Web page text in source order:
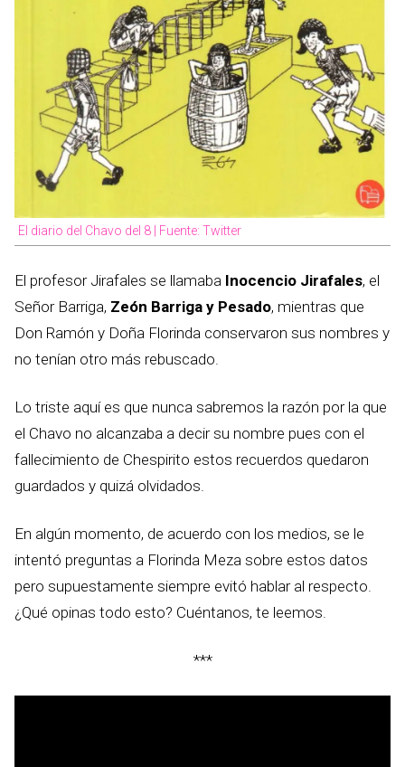
El diario del Chavo del 8 | Fuente: Twitter
El profesor Jirafales se llamaba Inocencio Jirafales, el
Señor Barriga, Zeón Barriga y Pesado, mientras que
Don Ramón y Doña Florinda conservaron sus nombres y
no tenían otro más rebuscado.
Lo triste aquí es que nunca sabremos la razón por la que
el Chavo no alcanzaba a decir su nombre pues con el
fallecimiento de Chespirito estos recuerdos quedaron
guardados y quizá olvidados.
En algún momento, de acuerdo con los medios, se le
intentó preguntas a Florinda Meza sobre estos datos
pero supuestamente siempre evitó hablar al respecto.
¿Qué opinas todo esto? Cuéntanos, te leemos.
***